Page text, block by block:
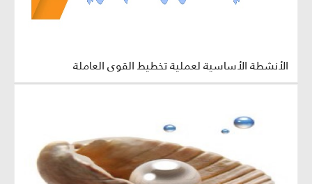
الأنشطة الأساسية لعملية تخطيط القوى العاملة